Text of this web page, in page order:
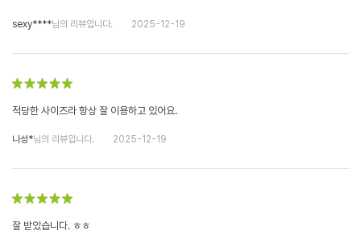
sexy****님의 리뷰입니다. 2025-12-19
적당한 사이즈라 항상 잘 이용하고 있어요.
나성*님의 리뷰입니다. 2025-12-19
잘 받았습니다. ㅎㅎ